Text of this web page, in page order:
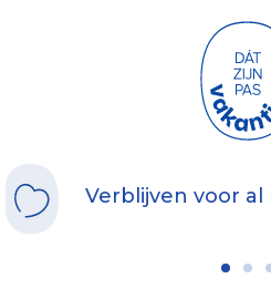
Verblijven voor al